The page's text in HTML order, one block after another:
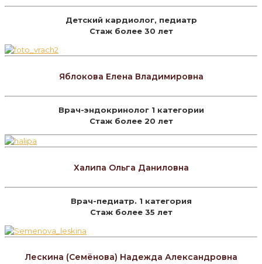
Детский кардиолог, педиатр
Стаж более 30 лет
Яблокова Елена Владимировна
Врач-эндокринолог 1 категории
Стаж более 20 лет
Халипа Ольга Даниловна
Врач-педиатр. 1 категория
Стаж более 35 лет
Лескина (Семёнова) Надежда Александровна